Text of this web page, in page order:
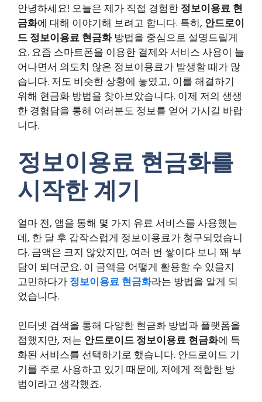
안녕하세요! 오늘은 제가 직접 경험한 정보이용료 현
금화에 대해 이야기해 보려고 합니다. 특히, 안드로이
드 정보이용료 현금화방법을 중심으로 설명드릴게
요. 요즘 스마트폰을 이용한 결제와 서비스 사용이 늘
어나면서 의도치 않은 정보이용료가 발생할 때가 많
습니다. 저도 비슷한 상황에 놓였고, 이를 해결하기
위해 현금화 방법을 찾아보았습니다. 이제 저의 생생
한 경험담을 통해 여러분도 정보를 얻어 가시길 바랍
니다.
정보이용료 현금화를
시작한 계기
얼마 전, 앱을 통해 몇 가지 유료 서비스를 사용했는
데, 한 달 후 갑작스럽게 정보이용료가 청구되었습니
다. 금액은 크지 않았지만, 여러 번 쌓이다 보니 꽤 부
담이 되더군요. 이 금액을 어떻게 활용할 수 있을지
고민하다가 정보이용료 현금화라는 방법을 알게 되
었습니다.
인터넷 검색을 통해 다양한 현금화 방법과 플랫폼을
접했지만, 저는 안드로이드 정보이용료 현금화에 특
화된 서비스를 선택하기로 했습니다. 안드로이드 기
기를 주로 사용하고 있기 때문에, 저에게 적합한 방
법이라고 생각했죠.